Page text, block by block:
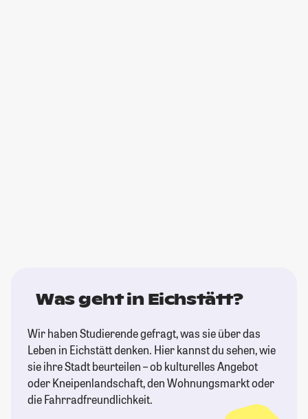
Was geht in Eichstätt?
Wir haben Studierende gefragt, was sie über das
Leben in Eichstätt denken. Hier kannst du sehen, wie
sie ihre Stadt beurteilen – ob kulturelles Angebot
oder Kneipenlandschaft, den Wohnungsmarkt oder
die Fahrradfreundlichkeit.